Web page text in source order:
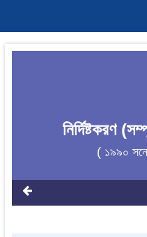
নির্দিষ্টকরণ
( ১৯৯০